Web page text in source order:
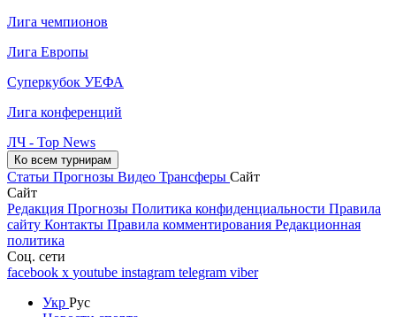
Лига чемпионов
Лига Европы
Суперкубок УЕФА
Лига конференций
ЛЧ - Top News
Ко всем турнирам
Статьи Прогнозы Видео Трансферы Сайт
Сайт
Редакция Прогнозы Политика конфиденциальности Правила
сайту Контакты Правила комментирования Редакционная
политика
Соц. сети
facebook x youtube instagram telegram viber
Укр Рус